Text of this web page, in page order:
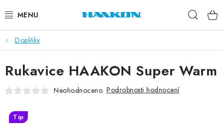
na
BĚŽECKÉ HOLE
NORDIC WALKING
TRAIL RUNNING
TUBUSY
Doplňky
Rukavice HAAKON Super Warm
Neohodnoceno Podrobnosti hodnocení
Tip